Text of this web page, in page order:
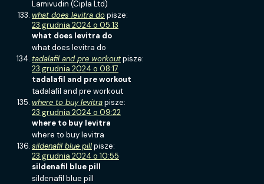
Lamivudin (Cipla Ltd)
what does levitra dopisze:
23 grudnia 2024 o 05:13
what does levitra do
what does levitra do
tadalafil and pre workoutpisze:
23 grudnia 2024 o 08:17
tadalafil and pre workout
tadalafil and pre workout
where to buy levitrapisze:
23 grudnia 2024 o 09:22
where to buy levitra
where to buy levitra
sildenafil blue pillpisze:
23 grudnia 2024 o 10:55
sildenafil blue pill
sildenafil blue pill